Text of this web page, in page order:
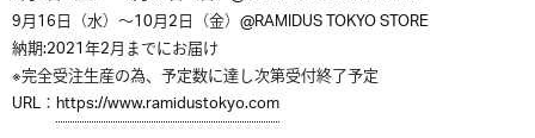
9月16日（水）〜10月2日（金）@RAMIDUS TOKYO STORE
納期:2021年2月までにお届け
※完全受注生産の為、予定数に達し次第受付終了予定
URL：https://www.ramidustokyo.com